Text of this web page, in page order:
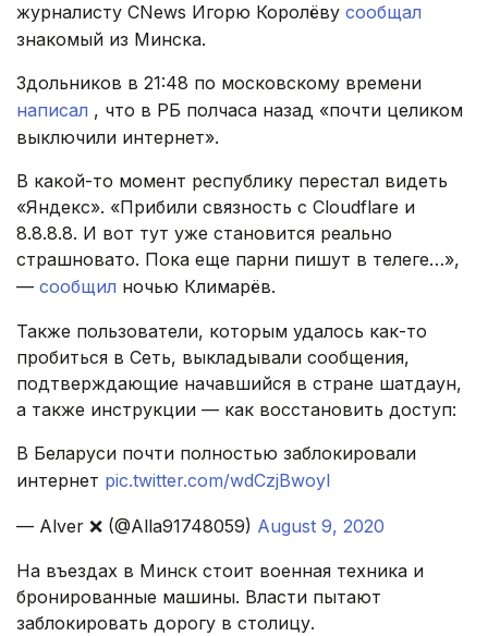
журналисту CNews Игорю Королёву сообщал
знакомый из Минска.
Здольников в 21:48 по московскому времени
написал , что в РБ полчаса назад «почти целиком
выключили интернет».
В какой-то момент республику перестал видеть
«Яндекс». «Прибили связность с Cloudflare и
8.8.8.8. И вот тут уже становится реально
страшновато. Пока еще парни пишут в телеге…»,
— сообщил ночью Климарёв.
Также пользователи, которым удалось как-то
пробиться в Сеть, выкладывали сообщения,
подтверждающие начавшийся в стране шатдаун,
а также инструкции — как восстановить доступ:
В Беларуси почти полностью заблокировали
интернет pic.twitter.com/wdCzjBwoyl
— Alver ❌ (@Alla91748059) August 9, 2020
На въездах в Минск стоит военная техника и
бронированные машины. Власти пытают
заблокировать дорогу в столицу.